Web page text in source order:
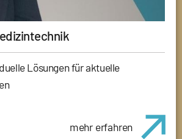
Lösungen für aktuelle
mehr erfahren